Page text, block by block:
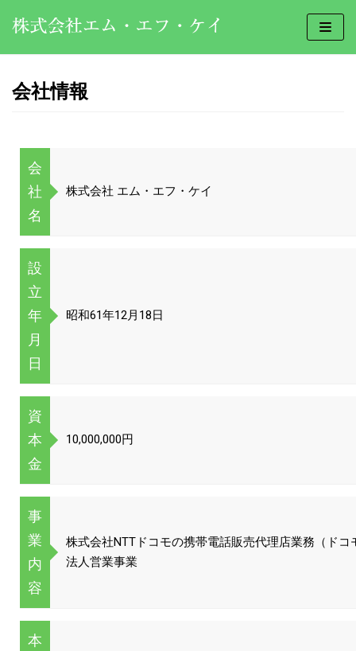
テ
ン
へ
ス
キ
会社情報
会
社
名
株式会社 エム・エフ・ケイ
設
立
年
月
日
昭和61年12月18日
資
本
金
10,000,000円
事
業
内
容
株式会社NTTドコモの携帯電話販売代理店業務（ドコ
法人営業事業
本